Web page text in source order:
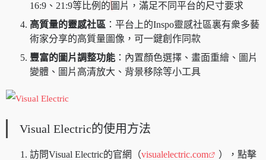
16:9、21:9等比例的圖片，滿足不同平台的尺寸要求
高質量的靈感社區 ：平台上的Inspo靈感社區裏有衆多藝
術家分享的高質量圖像，可一鍵創作同款
豐富的圖片調整功能 ：內置顏色選擇、畫面重繪、圖片
變體、圖片高清放大、背景移除等小工具
Visual Electric的使用方法
訪問Visual Electric的官網（visualelectric.com
），點擊